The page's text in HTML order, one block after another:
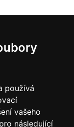
používá
vašeho
následující
na místě. Na
stavební
včetně založení,
dlažeb až
se na